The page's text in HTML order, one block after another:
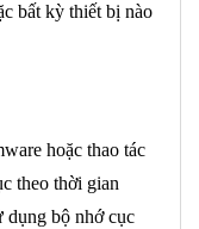
bất kỳ thiết bị nào
hoặc thao tác
theo thời gian
dụng bộ nhớ cục